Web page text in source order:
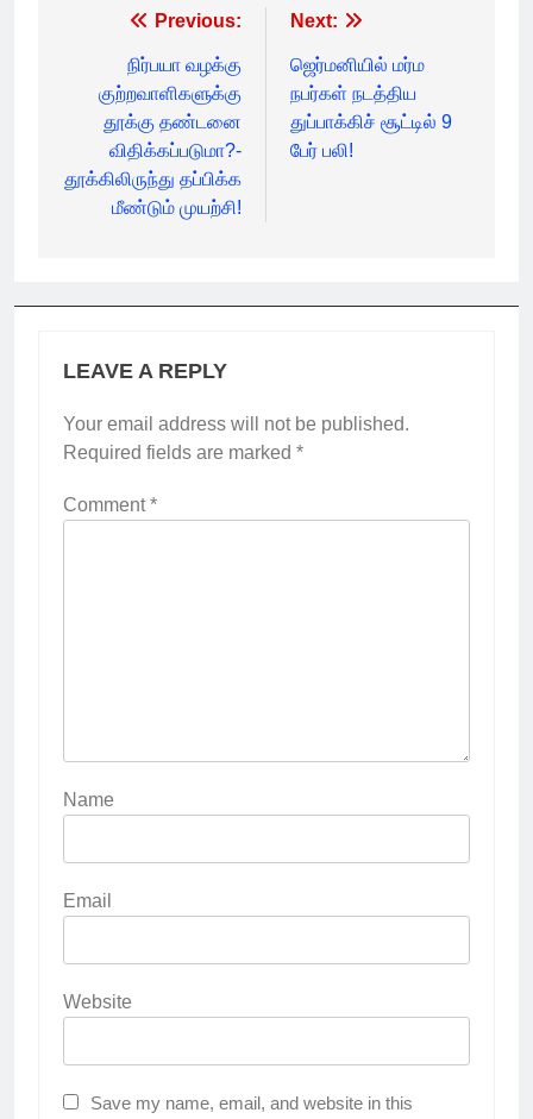
navigation
Previous:
நிர்பயா வழக்கு
குற்றவாளிகளுக்கு
தூக்கு தண்டனை
விதிக்கப்படுமா?-
தூக்கிலிருந்து தப்பிக்க
மீண்டும் முயற்சி!
Next:
ஜெர்மனியில் மர்ம
நபர்கள் நடத்திய
துப்பாக்கிச் சூட்டில் 9
பேர் பலி!
LEAVE A REPLY
Your email address will not be published.
Required fields are marked *
Comment*
Name
Email
Website
Save my name, email, and website in this